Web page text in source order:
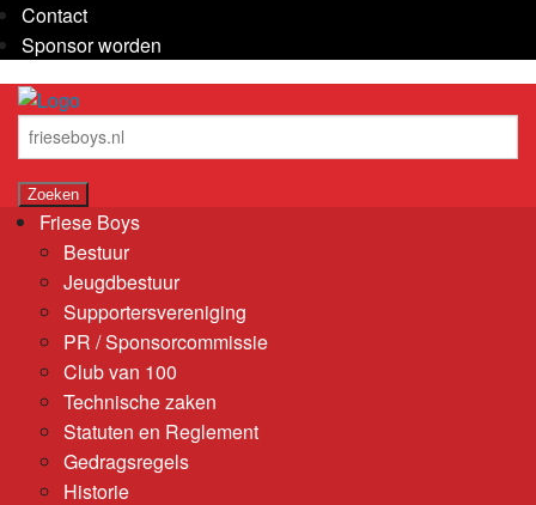
Contact
Sponsor worden
Friese Boys
Bestuur
Jeugdbestuur
Supportersvereniging
PR / Sponsorcommissie
Club van 100
Technische zaken
Statuten en Reglement
Gedragsregels
Historie